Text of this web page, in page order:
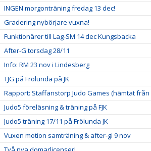
INGEN morgonträning fredag 13 dec!
Gradering nybörjare vuxna!
Funktionärer till Lag-SM 14 dec Kungsbacka
After-G torsdag 28/11
Info: RM 23 nov i Lindesberg
TJG på Frölunda på JK
Rapport: Staffanstorp Judo Games (hämtat från
Judo5 föreläsning & träning på FJK
Judo5 träning 17/11 på Frölunda JK
Vuxen motion samträning & after-gi 9 nov